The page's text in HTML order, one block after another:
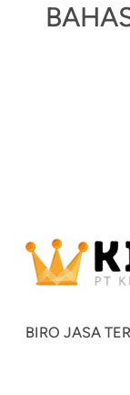
BIRO JASA